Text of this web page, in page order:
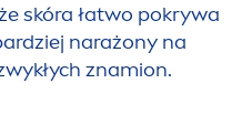
skóra łatwo pokrywa
narażony na
znamion.